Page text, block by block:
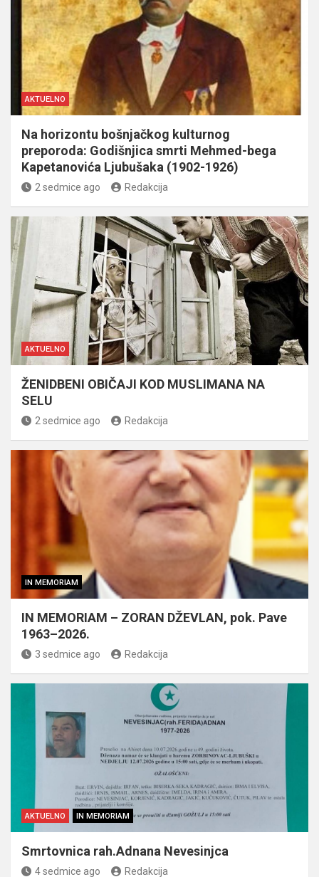
AKTUELNO
Na horizontu bošnjačkog kulturnog
preporoda: Godišnjica smrti Mehmed-bega
Kapetanovića Ljubušaka (1902-1926)
2 sedmice ago Redakcija
AKTUELNO
ŽENIDBENI OBIČAJI KOD MUSLIMANA NA
SELU
2 sedmice ago Redakcija
IN MEMORIAM
IN MEMORIAM – ZORAN DŽEVLAN, pok. Pave
1963–2026.
3 sedmice ago Redakcija
AKTUELNO IN MEMORIAM
Smrtovnica rah.Adnana Nevesinjca
4 sedmice ago Redakcija